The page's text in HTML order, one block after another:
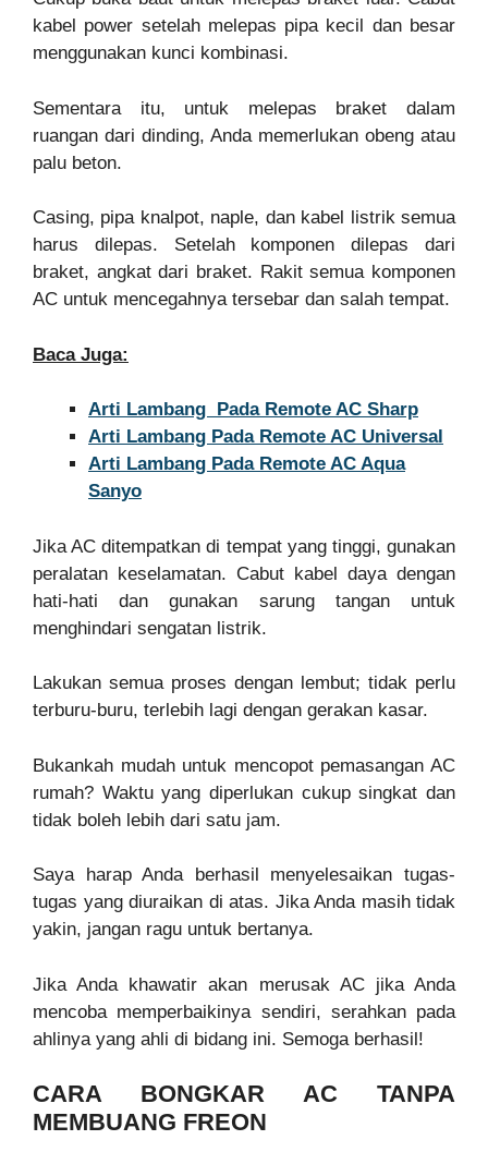
kabel power setelah melepas pipa kecil dan besar
menggunakan kunci kombinasi.
Sementara itu, untuk melepas braket dalam
ruangan dari dinding, Anda memerlukan obeng atau
palu beton.
Casing, pipa knalpot, naple, dan kabel listrik semua
harus dilepas. Setelah komponen dilepas dari
braket, angkat dari braket. Rakit semua komponen
AC untuk mencegahnya tersebar dan salah tempat.
Baca Juga:
Arti Lambang Pada Remote AC Sharp
Arti Lambang Pada Remote AC Universal
Arti Lambang Pada Remote AC Aqua
Sanyo
Jika AC ditempatkan di tempat yang tinggi, gunakan
peralatan keselamatan. Cabut kabel daya dengan
hati-hati dan gunakan sarung tangan untuk
menghindari sengatan listrik.
Lakukan semua proses dengan lembut; tidak perlu
terburu-buru, terlebih lagi dengan gerakan kasar.
Bukankah mudah untuk mencopot pemasangan AC
rumah? Waktu yang diperlukan cukup singkat dan
tidak boleh lebih dari satu jam.
Saya harap Anda berhasil menyelesaikan tugas-
tugas yang diuraikan di atas. Jika Anda masih tidak
yakin, jangan ragu untuk bertanya.
Jika Anda khawatir akan merusak AC jika Anda
mencoba memperbaikinya sendiri, serahkan pada
ahlinya yang ahli di bidang ini. Semoga berhasil!
CARA BONGKAR AC TANPA
MEMBUANG FREON